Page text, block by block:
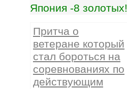
Япония -8 золотых!
Притча о
ветеране который
стал бороться на
соревнованиях по
действующим